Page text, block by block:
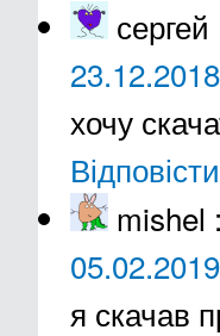
сергей
хочу
Відповісти
mishel
я скачав